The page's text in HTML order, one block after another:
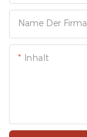
Name Der Firma
Inhalt